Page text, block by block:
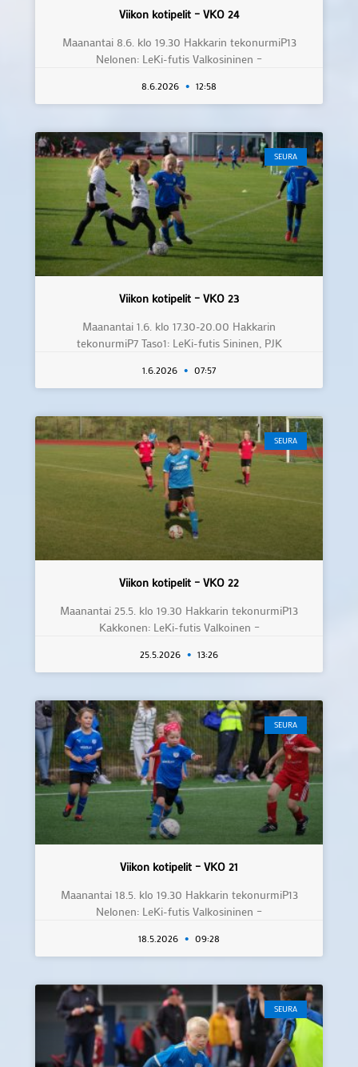
Viikon kotipelit – VKO 24
Maanantai 8.6. klo 19.30 Hakkarin tekonurmiP13
Nelonen: LeKi-futis Valkosininen –
8.6.2026 12:58
SEURA
Viikon kotipelit – VKO 23
Maanantai 1.6. klo 17.30-20.00 Hakkarin
tekonurmiP7 Taso1: LeKi-futis Sininen, PJK
1.6.2026 07:57
SEURA
Viikon kotipelit – VKO 22
Maanantai 25.5. klo 19.30 Hakkarin tekonurmiP13
Kakkonen: LeKi-futis Valkoinen –
25.5.2026 13:26
SEURA
Viikon kotipelit – VKO 21
Maanantai 18.5. klo 19.30 Hakkarin tekonurmiP13
Nelonen: LeKi-futis Valkosininen –
18.5.2026 09:28
SEURA